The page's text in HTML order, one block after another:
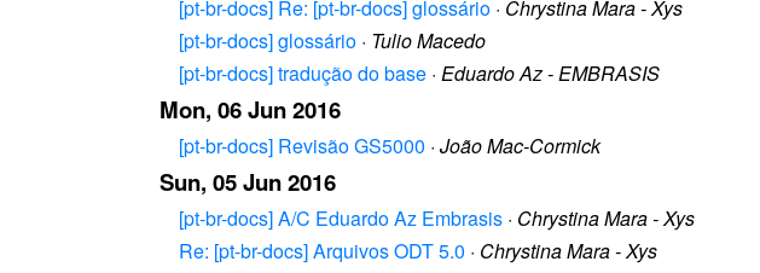
[pt-br-docs] Re: [pt-br-docs] glossário · Chrystina Mara - Xys
[pt-br-docs] glossário · Tulio Macedo
[pt-br-docs] tradução do base · Eduardo Az - EMBRASIS
Mon, 06 Jun 2016
[pt-br-docs] Revisão GS5000 · João Mac-Cormick
Sun, 05 Jun 2016
[pt-br-docs] A/C Eduardo Az Embrasis · Chrystina Mara - Xys
Re: [pt-br-docs] Arquivos ODT 5.0 · Chrystina Mara - Xys